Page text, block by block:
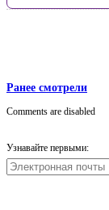
Ранее смотрели
Comments are disabled
Узнавайте первыми: